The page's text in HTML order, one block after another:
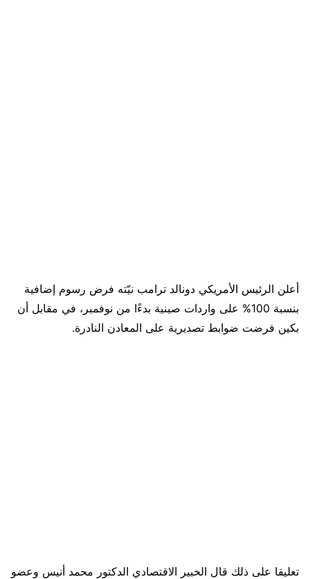
أعلن الرئيس الأمريكي دونالد ترامب نيّته فرض رسوم إضافية
بنسبة 100% على واردات صينية بدءًا من نوفمبر، في مقابل أن
بكين فرضت ضوابط تصديرية على المعادن النادرة.
تعليقا على ذلك قال الخبير الاقتصادي الدكتور محمد أنيس وعضو